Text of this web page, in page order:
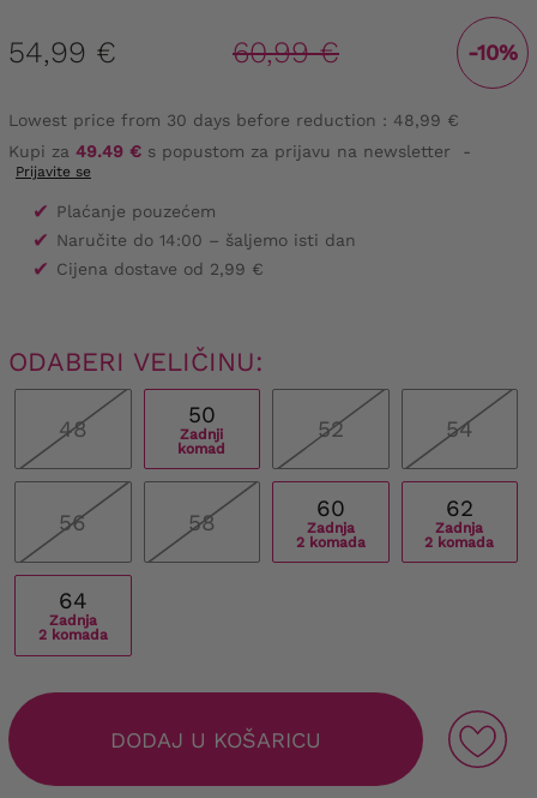
54,99 € 60,99 € -10%
Lowest price from 30 days before reduction : 48,99 €
Kupi za 49.49 € s popustom za prijavu na newsletter -
Prijavite se
✔ Plaćanje pouzećem
✔ Naručite do 14:00 – šaljemo isti dan
✔ Cijena dostave od 2,99 €
ODABERI VELIČINU:
48
50
Zadnji
komad
52 54
56 58
60
Zadnja
2 komada
62
Zadnja
2 komada
64
Zadnja
2 komada
DODAJ U KOŠARICU